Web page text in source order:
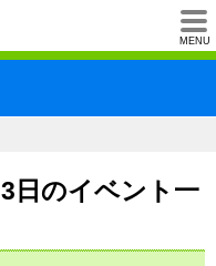
MENU
団法人石川
日のイベント一